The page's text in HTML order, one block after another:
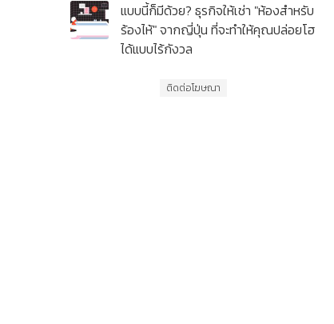
แบบนี้ก็มีด้วย? ธุรกิจให้เช่า "ห้องสำหรับ
ร้องไห้" จากญี่ปุ่น ที่จะทำให้คุณปล่อยโฮ
ได้แบบไร้กังวล
ติดต่อโฆษณา